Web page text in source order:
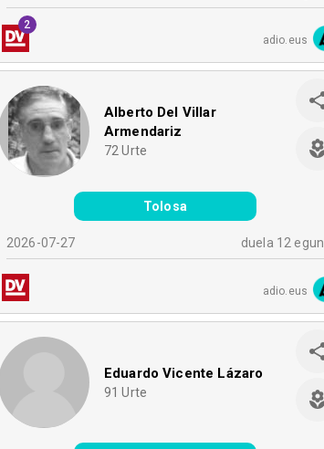
2
adio.eus
Alberto Del Villar
Armendariz
72 Urte
Tolosa
2026-07-27 duela 12 egun
adio.eus
Eduardo Vicente Lázaro
91 Urte